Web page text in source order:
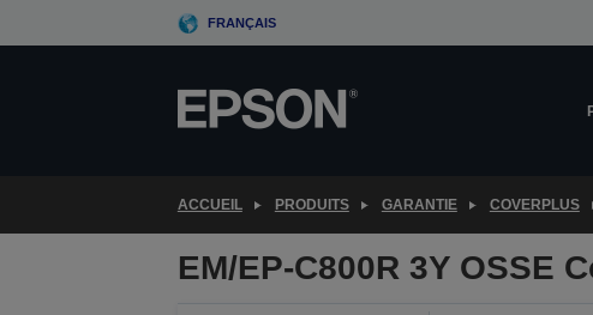
to
FRANÇAIS
ACCUEIL PRODUITS GARANTIE COVERPLUS
EM/EP-C800R 3Y OSSE